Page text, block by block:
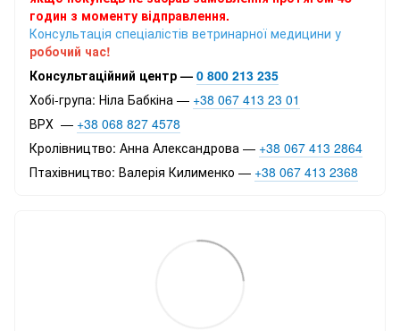
годин з моменту відправлення.
Консультація спеціалістів ветринарної медицини у
робочий час!
Консультаційний центр — 0 800 213 235
Хобі-група: Ніла Бабкіна — +38 067 413 23 01
ВРХ — +38 068 827 4578
Кролівництво: Анна Александрова — +38 067 413 2864
Птахівництво: Валерія Килименко — +38 067 413 2368